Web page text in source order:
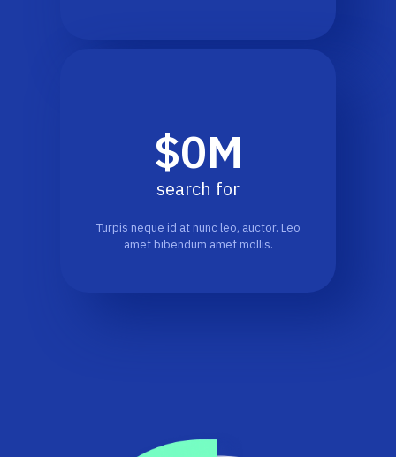
search for
$0M
Turpis neque id at nunc leo, auctor. Leo
amet bibendum amet mollis.